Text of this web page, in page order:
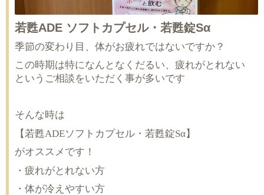
若甦ADE ソフトカプセル・若甦錠Sα
季節の変わり目、体がお疲れではないですか？
この時期は特になんとなくだるい、疲れがとれない
というご相談をいただく事が多いです
そんな時は
【若甦ADEソフトカプセル・若甦錠Sα】
がオススメです！
・疲れがとれない方
・体が冷えやすい方